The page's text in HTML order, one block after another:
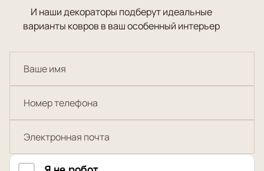
И наши декораторы подберут идеальные
варианты ковров в ваш особенный интерьер